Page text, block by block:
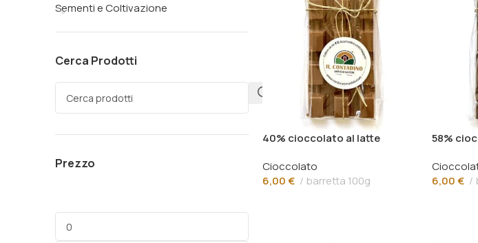
Sementi e Coltivazione
Cerca Prodotti
Prezzo
40% cioccolato al latte
Cioccolato
6,00€ barretta 100g
58%
6,00€